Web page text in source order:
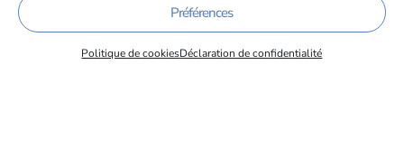
Préférences
Politique de cookiesDéclaration de confidentialité
activer ce contenu